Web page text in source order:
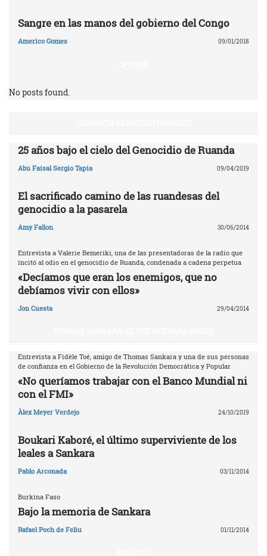
Sangre en las manos del gobierno del Congo
Americo Gomes 09/01/2018
No posts found.
25 años bajo el cielo del Genocidio de Ruanda
Abu Faisal Sergio Tapia 09/04/2019
El sacrificado camino de las ruandesas del
genocidio a la pasarela
Amy Fallon 30/06/2014
Entrevista a Valerie Bemeriki, una de las presentadoras de la radio que
incitó al odio en el genocidio de Ruanda, condenada a cadena perpetua
«Decíamos que eran los enemigos, que no
debíamos vivir con ellos»
Jon Cuesta 29/04/2014
Entrevista a Fidèle Toé, amigo de Thomas Sankara y una de sus personas
de confianza en el Gobierno de la Revolución Democrática y Popular
«No queríamos trabajar con el Banco Mundial ni
con el FMI»
Àlex Meyer Verdejo 24/10/2019
Boukari Kaboré, el último superviviente de los
leales a Sankara
Pablo Arconada 03/11/2014
Burkina Faso
Bajo la memoria de Sankara
Rafael Poch de Feliu 01/11/2014